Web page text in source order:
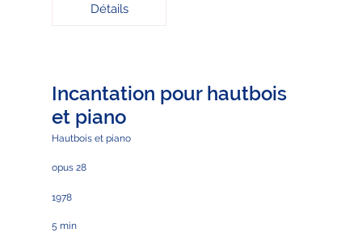
Détails
Incantation pour hautbois
et piano
Hautbois et piano
opus 28
1978
5 min